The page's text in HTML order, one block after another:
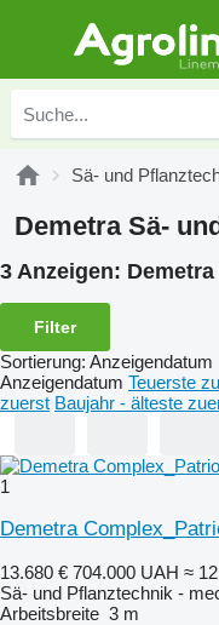
Sä- und
Demetra Sä-
3 Anzeigen:
Filter
Sortierung: Anzeigendatum
Anzeigendatum Teuerste
zuerst Baujahr - älteste
1
Demetra
13.680 € 704.000 UAH ≈
Sä- und Pflanztechnik -
Arbeitsbreite 3 m